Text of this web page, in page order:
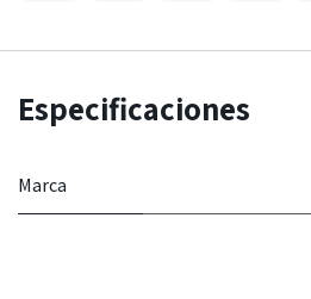
Especificaciones
Marca